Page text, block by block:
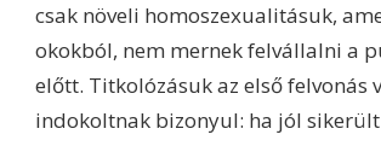
csak növeli homoszexualitásuk,
okokból, nem mernek felvállalni a
előtt. Titkolózásuk az első felvonás
indokoltnak bizonyul: ha jól